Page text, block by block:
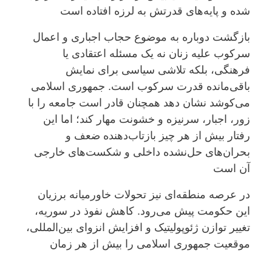
شده و پایه‌های قدرتش به لرزه افتاده است
بازگشت دوباره به موضوع حجاب اجباری و اعمال
سرکوب علیه زنان نه یک مسئله اعتقادی یا
فرهنگی، بلکه تلاشی سیاسی برای نمایش
باقی‌مانده قدرت سرکوب است. جمهوری اسلامی
می‌کوشد نشان دهد همچنان قادر است جامعه را با
زور، اجبار، سرنیزه و خشونت مهار کند؛ اما این
رفتار بیش از هر چیز بازتاب‌دهنده ضعف و
بحران‌های حل‌نشده داخلی و شکست‌های خارجی
آن است
در عرصه منطقه‌ای نیز تحولات خاورمیانه برزیان
این حکومت پیش می‌رود. کاهش نفوذ در سوریه،
تغییر توازن ژئوپولیتیک و افزایش انزوای بین‌المللی،
موقعیت جمهوری اسلامی را بیش از هر زمان